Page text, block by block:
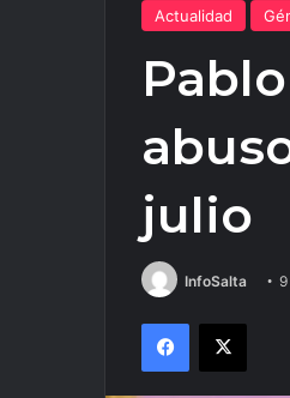
Actualidad
julio
InfoSalta 9
Facebook
X